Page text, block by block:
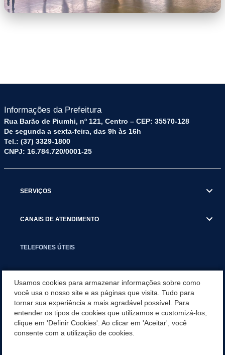
Informações da Prefeitura
Rua Barão de Piumhi, nº 121, Centro – CEP: 35570-128
De segunda a sexta-feira, das 9h às 16h
Tel.: (37) 3329-1800
CNPJ: 16.784.720/0001-25
SERVIÇOS
CANAIS DE ATENDIMENTO
TELEFONES ÚTEIS
NOTÍCIAS
APLICATIVO
Usamos cookies para armazenar informações sobre como
você usa o nosso site e as páginas que visita. Tudo para
tornar sua experiência a mais agradável possível. Para
entender os tipos de cookies que utilizamos e customizá-los,
clique em 'Definir Cookies'. Ao clicar em 'Aceitar', você
consente com a utilização de cookies.